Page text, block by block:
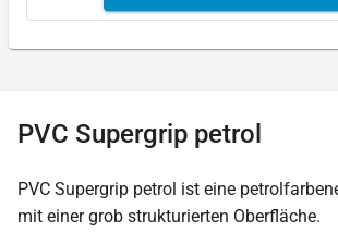
PVC Supergrip petrol
PVC Supergrip petrol ist eine
mit einer grob strukturierten Oberfläche.